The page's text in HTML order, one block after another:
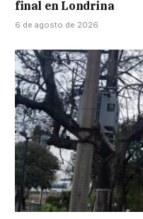
final en Londrina
6 de agosto de 2026